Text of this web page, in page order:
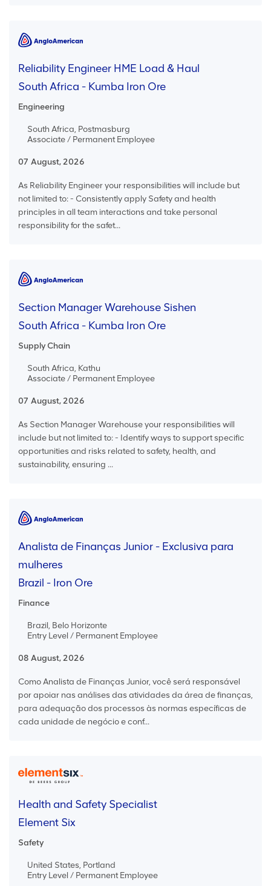
Reliability Engineer HME Load & Haul
South Africa - Kumba Iron Ore
Engineering
South Africa, Postmasburg
Associate / Permanent Employee
07 August, 2026
As Reliability Engineer your responsibilities will include but
not limited to: - Consistently apply Safety and health
principles in all team interactions and take personal
responsibility for the safet...
Section Manager Warehouse Sishen
South Africa - Kumba Iron Ore
Supply Chain
South Africa, Kathu
Associate / Permanent Employee
07 August, 2026
As Section Manager Warehouse your responsibilities will
include but not limited to: - Identify ways to support specific
opportunities and risks related to safety, health, and
sustainability, ensuring ...
Analista de Finanças Junior - Exclusiva para
mulheres
Brazil - Iron Ore
Finance
Brazil, Belo Horizonte
Entry Level / Permanent Employee
08 August, 2026
Como Analista de Finanças Junior, você será responsável
por apoiar nas análises das atividades da área de finanças,
para adequação dos processos às normas específicas de
cada unidade de negócio e conf...
Health and Safety Specialist
Element Six
Safety
United States, Portland
Entry Level / Permanent Employee